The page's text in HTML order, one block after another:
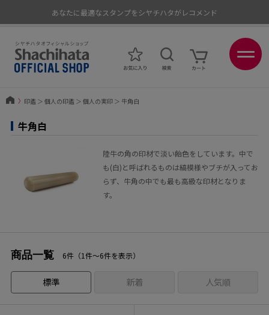
あなたに最適なスタンプをシヤチハタがレコメンド
〉 印鑑＞ 個人の印鑑＞ 個人の実印＞ 牛角白
牛角白
陸牛の角の印材で淡い飴色をしています。中で
も(白)と呼ばれるものは縞模様やブチが入ってお
らず、牛角の中でも最も高級な印材となりま
す。
商品一覧 6件（1件〜6件を表示）
標準 新着 人気順